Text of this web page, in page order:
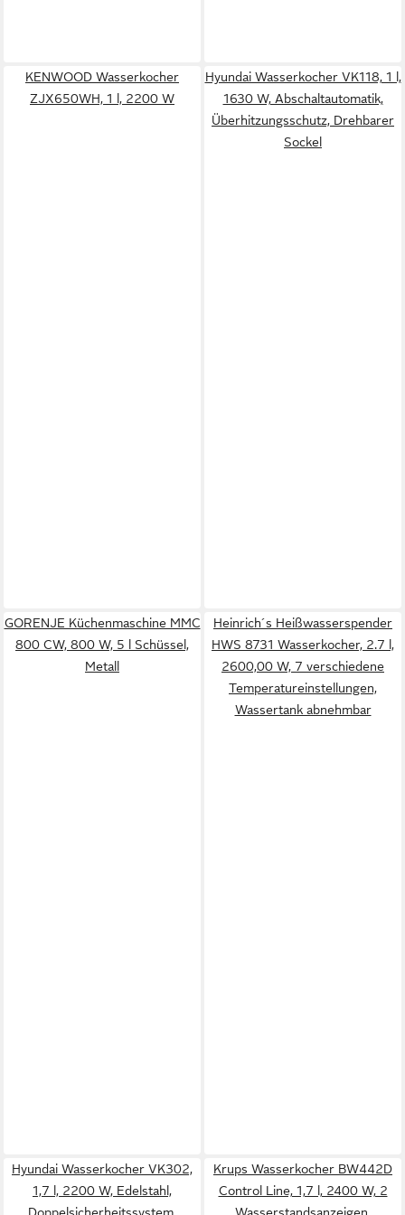
KENWOOD Wasserkocher
ZJX650WH, 1 l, 2200 W
Hyundai Wasserkocher VK118, 1 l,
1630 W, Abschaltautomatik,
Überhitzungsschutz, Drehbarer
Sockel
GORENJE Küchenmaschine MMC
800 CW, 800 W, 5 l Schüssel,
Metall
Heinrich´s Heißwasserspender
HWS 8731 Wasserkocher, 2.7 l,
2600,00 W, 7 verschiedene
Temperatureinstellungen,
Wassertank abnehmbar
Hyundai Wasserkocher VK302,
1,7 l, 2200 W, Edelstahl,
Krups Wasserkocher BW442D
Control Line, 1,7 l, 2400 W, 2